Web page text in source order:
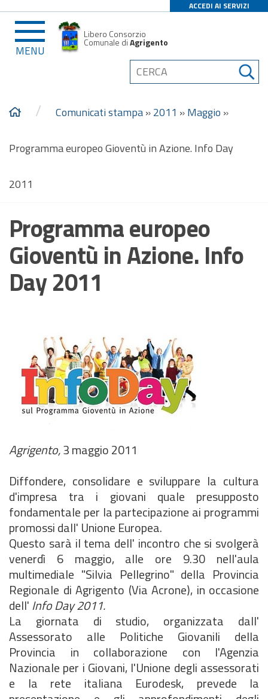
ACCEDI AI SERVIZI
MENU
Libero Consorzio
Comunale diAgrigento
/ Comunicati stampa»2011 »Maggio »
Programma europeo Gioventù in Azione. Info Day
2011
Programma europeo
Gioventù in Azione. Info
Day 2011
Agrigento,3 maggio2011
Diffondere, consolidare e sviluppare la cultura
d'impresa tra i giovani quale presupposto
fondamentale per la partecipazione ai programmi
promossi dall' Unione Europea.
Questo sarà il tema dell' incontro che si svolgerà
venerdì 6 maggio, alle ore 9.30 nell'aula
multimediale "Silvia Pellegrino" della Provincia
Regionale di Agrigento (Via Acrone), in occasione
dell'Info Day 2011.
La giornata di studio, organizzata dall'
Assessorato alle Politiche Giovanili della
Provincia in collaborazione con l'Agenzia
Nazionale per i Giovani, l'Unione degli assessorati
e la rete italiana Eurodesk, prevede la